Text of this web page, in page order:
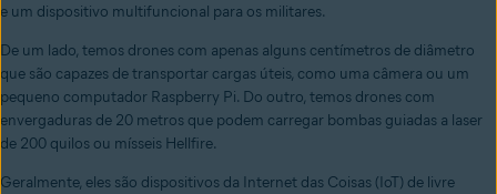
e um dispositivo multifuncional para os militares.
De um lado, temos drones com apenas alguns centímetros de diâmetro
que são capazes de transportar cargas úteis, como uma câmera ou um
pequeno computador Raspberry Pi. Do outro, temos drones com
envergaduras de 20 metros que podem carregar bombas guiadas a laser
de 200 quilos ou mísseis Hellfire.
Geralmente, eles são dispositivos da Internet das Coisas (IoT) de livre